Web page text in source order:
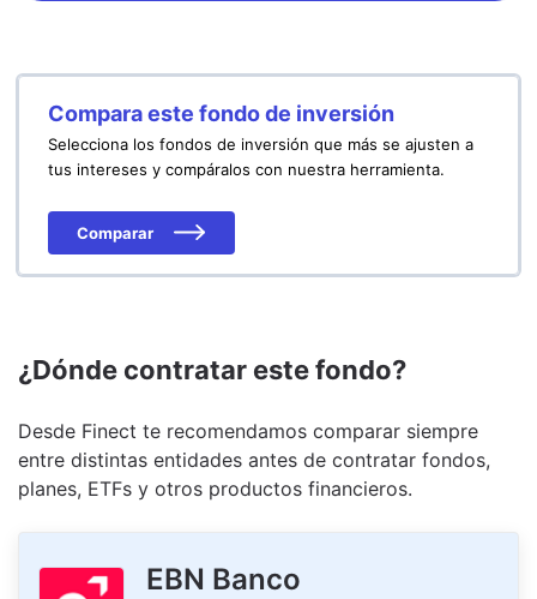
Compara este fondo de inversión
Selecciona los fondos de inversión que más se ajusten a
tus intereses y compáralos con nuestra herramienta.
Comparar
¿Dónde contratar este fondo?
Desde Finect te recomendamos comparar siempre
entre distintas entidades antes de contratar fondos,
planes, ETFs y otros productos financieros.
EBN Banco